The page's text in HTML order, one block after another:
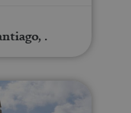
.
en Estella-